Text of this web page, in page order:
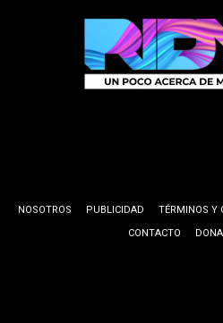
NOSOTROS PUBLICIDAD TÉRMINOS Y
CONTACTO